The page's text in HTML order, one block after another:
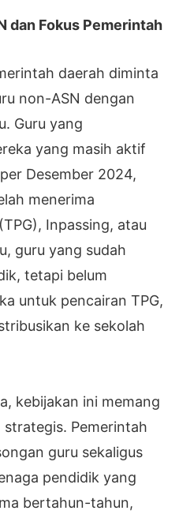
dan Fokus Pemerintah
daerah diminta
non-ASN dengan
Guru yang
yang masih aktif
Desember 2024,
menerima
Inpassing, atau
guru yang sudah
tetapi belum
untuk pencairan TPG,
ke sekolah
kebijakan ini memang
Pemerintah
guru sekaligus
pendidik yang
bertahun-tahun,